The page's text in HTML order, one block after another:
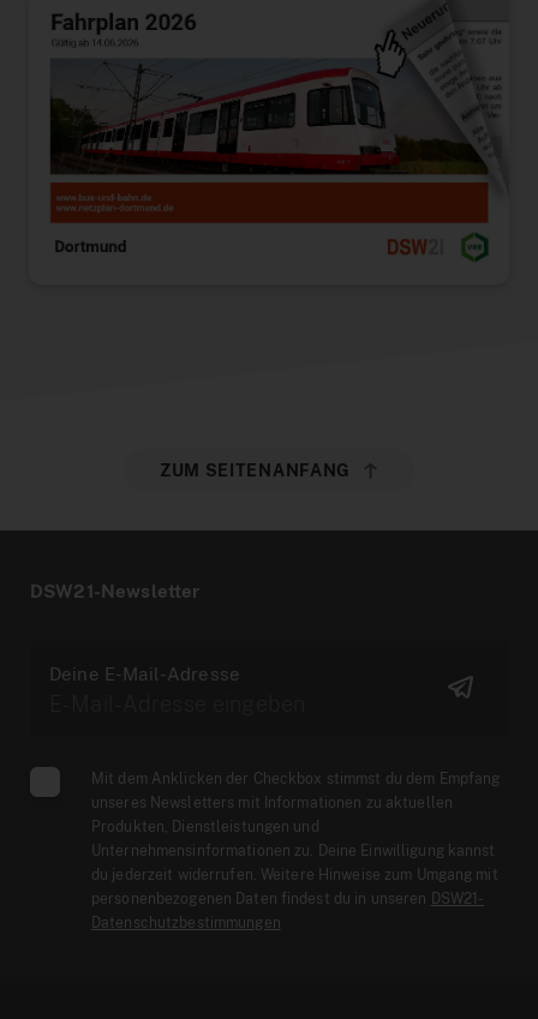
ZUM SEITENANFANG
DSW21-Newsletter
Deine E-Mail-Adresse
Mit dem Anklicken der Checkbox stimmst du dem Empfang
unseres Newsletters mit Informationen zu aktuellen
Produkten, Dienstleistungen und
Unternehmensinformationen zu. Deine Einwilligung kannst
du jederzeit widerrufen. Weitere Hinweise zum Umgang mit
personenbezogenen Daten findest du in unseren DSW21-
Datenschutzbestimmungen